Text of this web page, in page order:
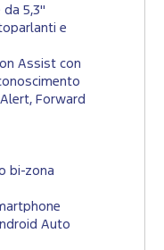
5,3"
e
Assist con
Forward
bi-zona
Auto